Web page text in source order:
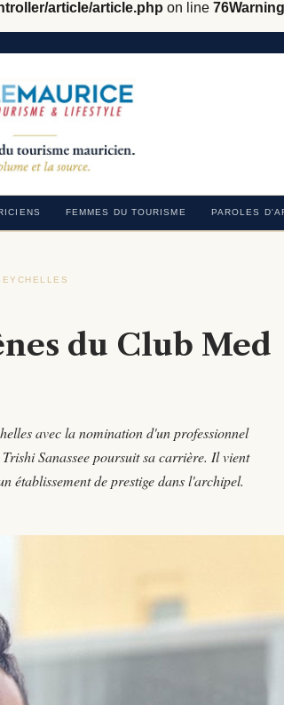
article/article.php on line 76Warning
FEMMES DU TOURISME PAROLES
du Club Med
avec la nomination d'un professionnel
Sanassee poursuit sa carrière. Il vient
établissement de prestige dans l'archipel.